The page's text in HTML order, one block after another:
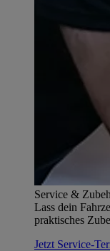
Service &
Lass dein
praktisches
Jetzt Service-